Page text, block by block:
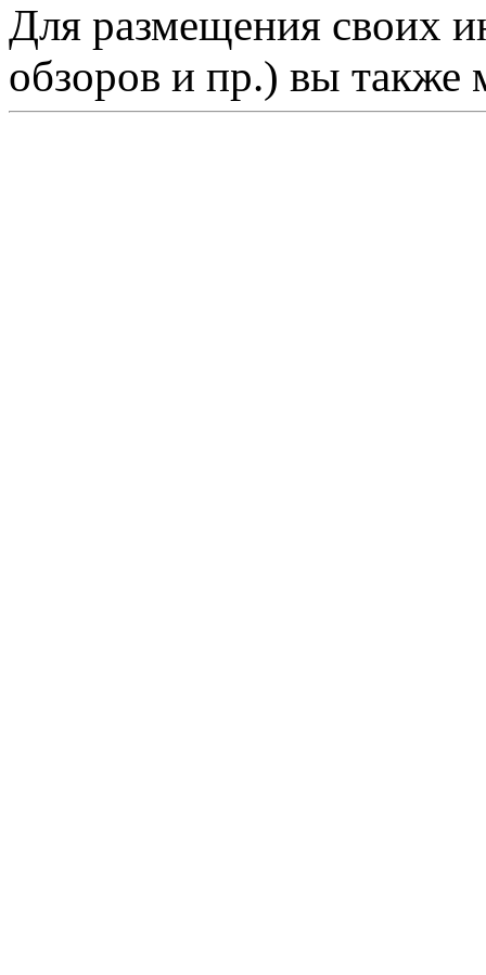
Для размещения своих
обзоров и пр.) вы также